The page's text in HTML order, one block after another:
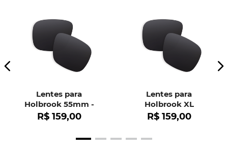
Lentes para
Holbrook 55mm -
OO9102
R$ 159,00
Lentes para
Holbrook XL
R$ 159,00